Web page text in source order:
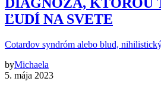
ĽUDÍ NA SVETE
Cotardov syndróm alebo blud,
byMichaela
5. mája 2023